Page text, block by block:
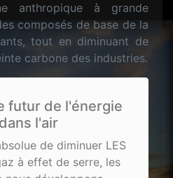
anthropique à grande
composés de base de la
tout en diminuant de
carbone des industries.
futur de l'énergie
l'air
de diminuer LES
à effet de serre, les